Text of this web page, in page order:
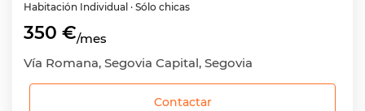
Habitación Individual · Sólo chicas
350 €/mes
Vía Romana, Segovia Capital, Segovia
Contactar